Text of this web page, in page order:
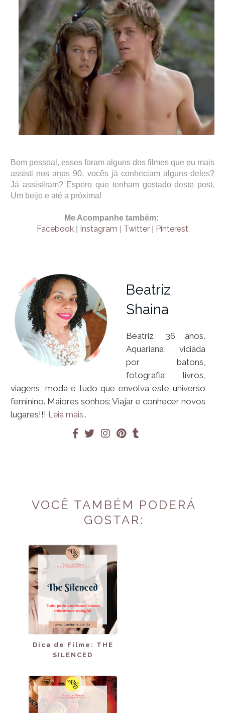
Bom pessoal, esses foram alguns dos filmes que eu mais
assisti nos anos 90, vocês já conheciam alguns deles?
Já assistiram? Espero que tenham gostado deste post.
Um beijo e até a próxima!
Me Acompanhe também:
Facebook Instagram Twitter Pinterest
Beatriz
Shaina
Beatriz, 36 anos,
Aquariana, viciada
por batons,
fotografia, livros,
viagens, moda e tudo que envolva este universo
feminino. Maiores sonhos: Viajar e conhecer novos
lugares!!! Leia mais..
VOCÊ TAMBÉM PODERÁ
GOSTAR:
Dica de Filme: THE
SILENCED